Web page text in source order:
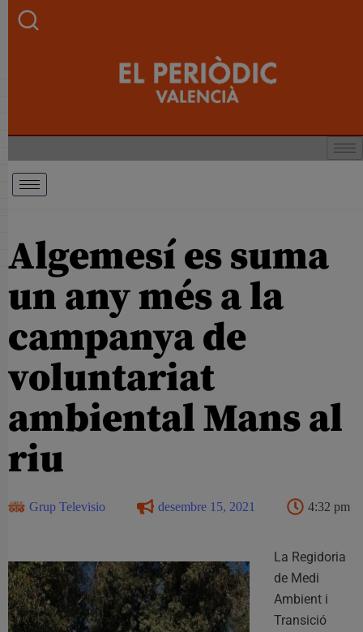
Algemesí es suma
un any més a la
campanya de
voluntariat
ambiental Mans al
riu
Grup Televisio desembre 15, 2021 4:32 pm
La Regidoria
de Medi
Ambient i
Transició